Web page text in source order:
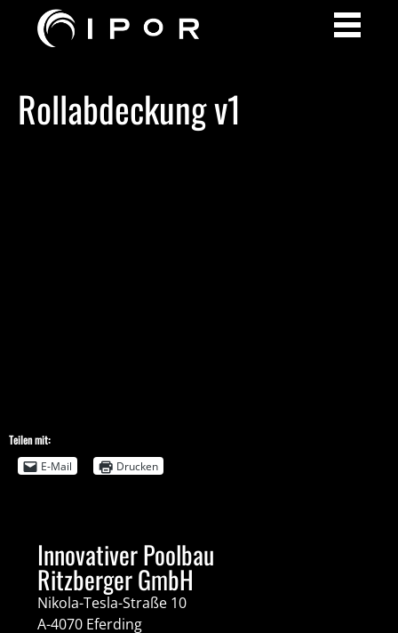
Rollabdeckung v1
Teilen mit:
E-Mail
Drucken
Innovativer Poolbau
Ritzberger GmbH
Nikola-Tesla-Straße 10
A-4070 Eferding